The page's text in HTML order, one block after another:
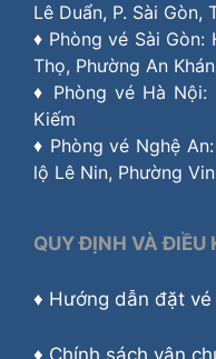
Lê Duẩn, P. Sài Gòn,
♦ Phòng vé Sài Gòn:
Thọ, Phường An
♦ Phòng vé Hà Nội:
Kiếm
♦ Phòng vé Nghệ
lộ Lê Nin, Phường
QUY ĐỊNH VÀ ĐIỀU
♦ Hướng dẫn đặt vé
♦ Chính sách vận